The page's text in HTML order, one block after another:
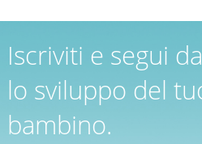
Iscriviti e segui
lo sviluppo del
bambino.